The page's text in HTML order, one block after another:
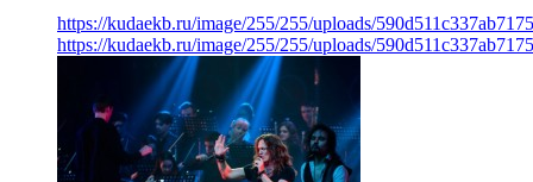
https://kudaekb.ru/image/255/255/uploads/
https://kudaekb.ru/image/255/255/uploads/